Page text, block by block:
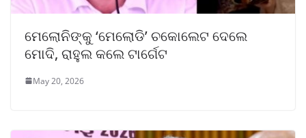
ମେଲୋନିଙ୍କୁ ‘ମେଲୋଡି’ ଚକୋଲେଟ ଦେଲେ
ମୋଦି, ରାହୁଲ କଲେ ଟାର୍ଗେଟ
May 20, 2026